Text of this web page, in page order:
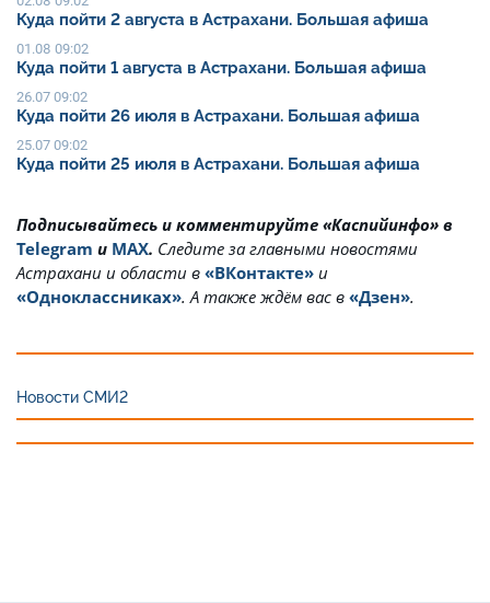
Куда пойти 2 августа в Астрахани. Большая афиша
01.08 09:02
Куда пойти 1 августа в Астрахани. Большая афиша
26.07 09:02
Куда пойти 26 июля в Астрахани. Большая афиша
25.07 09:02
Куда пойти 25 июля в Астрахани. Большая афиша
Подписывайтесь и комментируйте «Каспийинфо» в
Telegram и MAX. Cледите за главными новостями
Астрахани и области в «ВКонтакте» и
«Одноклассниках». А также ждём вас в «Дзен».
Новости СМИ2